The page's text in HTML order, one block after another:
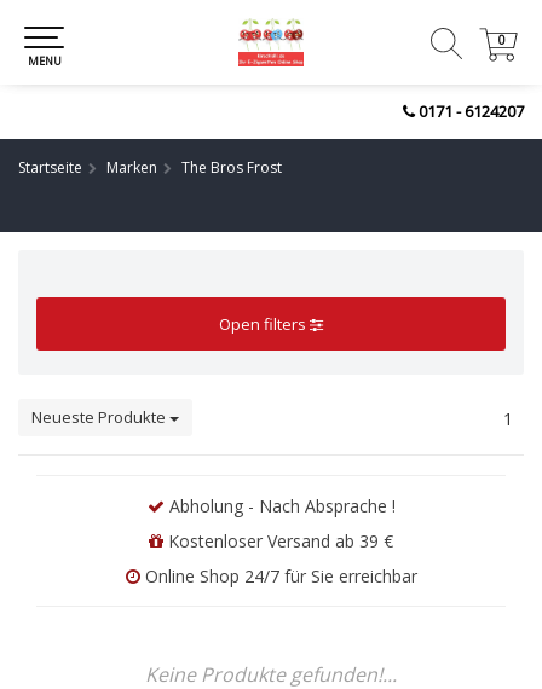
0171 - 6124207
0
0
MENU
Startseite Marken The Bros Frost
Open filters
Neueste Produkte 1
Abholung - Nach Absprache !
Kostenloser Versand ab 39 €
Online Shop 24/7 für Sie erreichbar
Keine Produkte gefunden!...